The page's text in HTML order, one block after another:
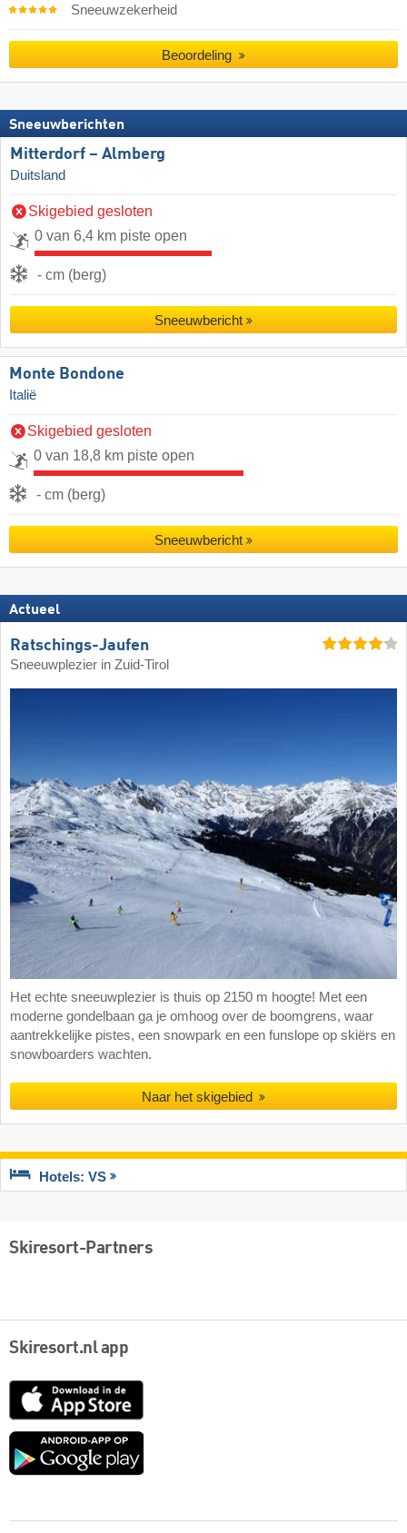
Sneeuwzekerheid
Beoordeling
Sneeuwberichten
Mitterdorf – Almberg
Duitsland
Skigebied gesloten
0 van 6,4 km piste open
- cm (berg)
Sneeuwbericht
Monte Bondone
Italië
Skigebied gesloten
0 van 18,8 km piste open
- cm (berg)
Sneeuwbericht
Actueel
Ratschings-Jaufen
Sneeuwplezier in Zuid-Tirol
Het echte sneeuwplezier is thuis op 2150 m hoogte! Met een
moderne gondelbaan ga je omhoog over de boomgrens, waar
aantrekkelijke pistes, een snowpark en een funslope op skiërs en
snowboarders wachten.
Naar het skigebied
Hotels: VS
Skiresort-Partners
Skiresort.nl app
App
Google